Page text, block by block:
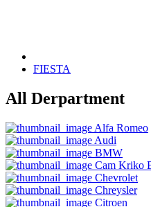
FIESTA
All Derpartment
Alfa Romeo
Audi
BMW
Cam Kriko
Chevrolet
Chreysler
Citroen